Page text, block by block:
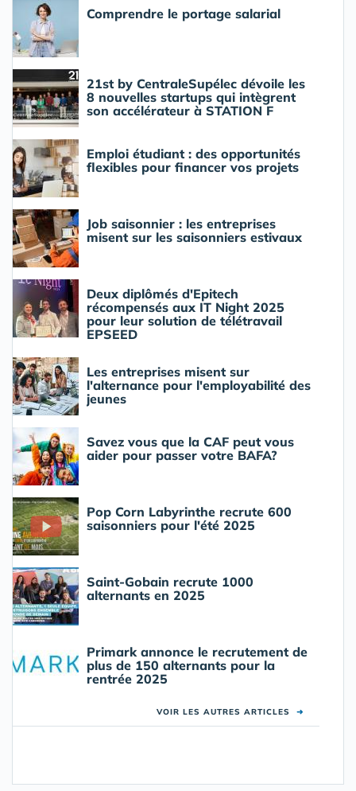
Comprendre le portage salarial
21st by CentraleSupélec dévoile les
8 nouvelles startups qui intègrent
son accélérateur à STATION F
Emploi étudiant : des opportunités
flexibles pour financer vos projets
Job saisonnier : les entreprises
misent sur les saisonniers estivaux
Deux diplômés d'Epitech
récompensés aux IT Night 2025
pour leur solution de télétravail
EPSEED
Les entreprises misent sur
l'alternance pour l'employabilité des
jeunes
Savez vous que la CAF peut vous
aider pour passer votre BAFA?
Pop Corn Labyrinthe recrute 600
saisonniers pour l'été 2025
Saint-Gobain recrute 1000
alternants en 2025
Primark annonce le recrutement de
plus de 150 alternants pour la
rentrée 2025
VOIR LES AUTRES ARTICLES ➜